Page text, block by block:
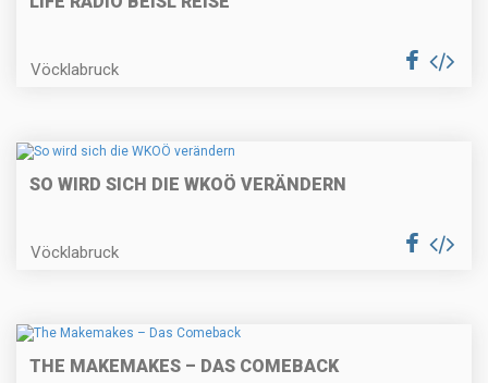
Vöcklabruck
SO WIRD SICH DIE WKOÖ VERÄNDERN
Vöcklabruck
THE MAKEMAKES – DAS COMEBACK